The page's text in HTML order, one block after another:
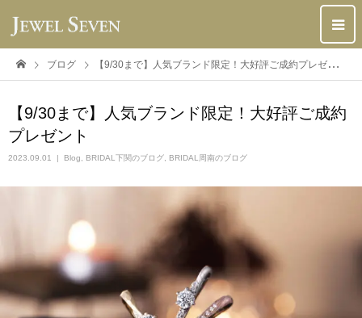
ブログ 【9/30まで】人気ブランド限定！大好評ご成約プレゼント
【9/30まで】人気ブランド限定！大好評ご成約
プレゼント
2023.09.01 Blog BRIDAL下関のブログ BRIDAL周南のブログ